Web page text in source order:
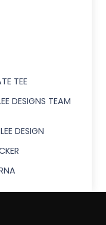
TEE
DESIGNS TEAM
DESIGN